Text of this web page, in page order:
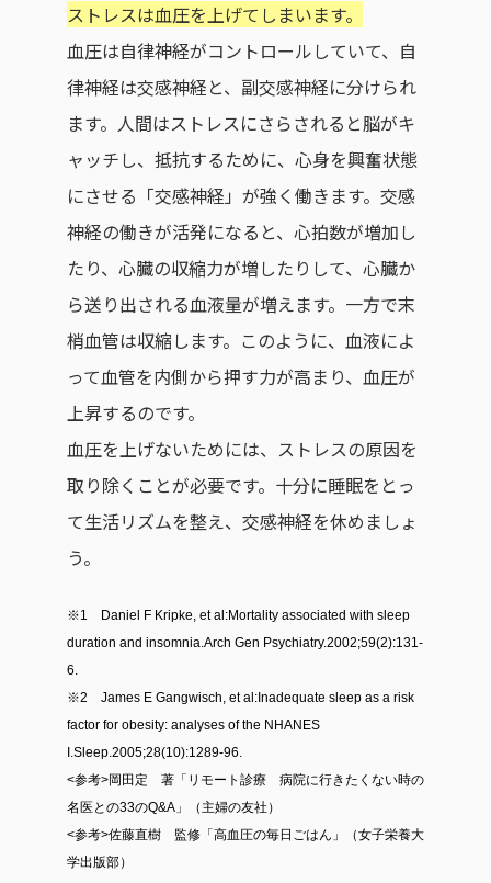
ストレスは血圧を上げてしまいます。
血圧は自律神経がコントロールしていて、自
律神経は交感神経と、副交感神経に分けられ
ます。人間はストレスにさらされると脳がキ
ャッチし、抵抗するために、心身を興奮状態
にさせる「交感神経」が強く働きます。交感
神経の働きが活発になると、心拍数が増加し
たり、心臓の収縮力が増したりして、心臓か
ら送り出される血液量が増えます。一方で末
梢血管は収縮します。このように、血液によ
って血管を内側から押す力が高まり、血圧が
上昇するのです。
血圧を上げないためには、ストレスの原因を
取り除くことが必要です。十分に睡眠をとっ
て生活リズムを整え、交感神経を休めましょ
う。
※1 Daniel F Kripke, et al:Mortality associated with sleep
duration and insomnia.Arch Gen Psychiatry.2002;59(2):131-
6.
※2 James E Gangwisch, et al:Inadequate sleep as a risk
factor for obesity: analyses of the NHANES
I.Sleep.2005;28(10):1289-96.
<参考>岡田定 著「リモート診療 病院に行きたくない時の
名医との33のQ&A」（主婦の友社）
<参考>佐藤直樹 監修「高血圧の毎日ごはん」（女子栄養大
学出版部）